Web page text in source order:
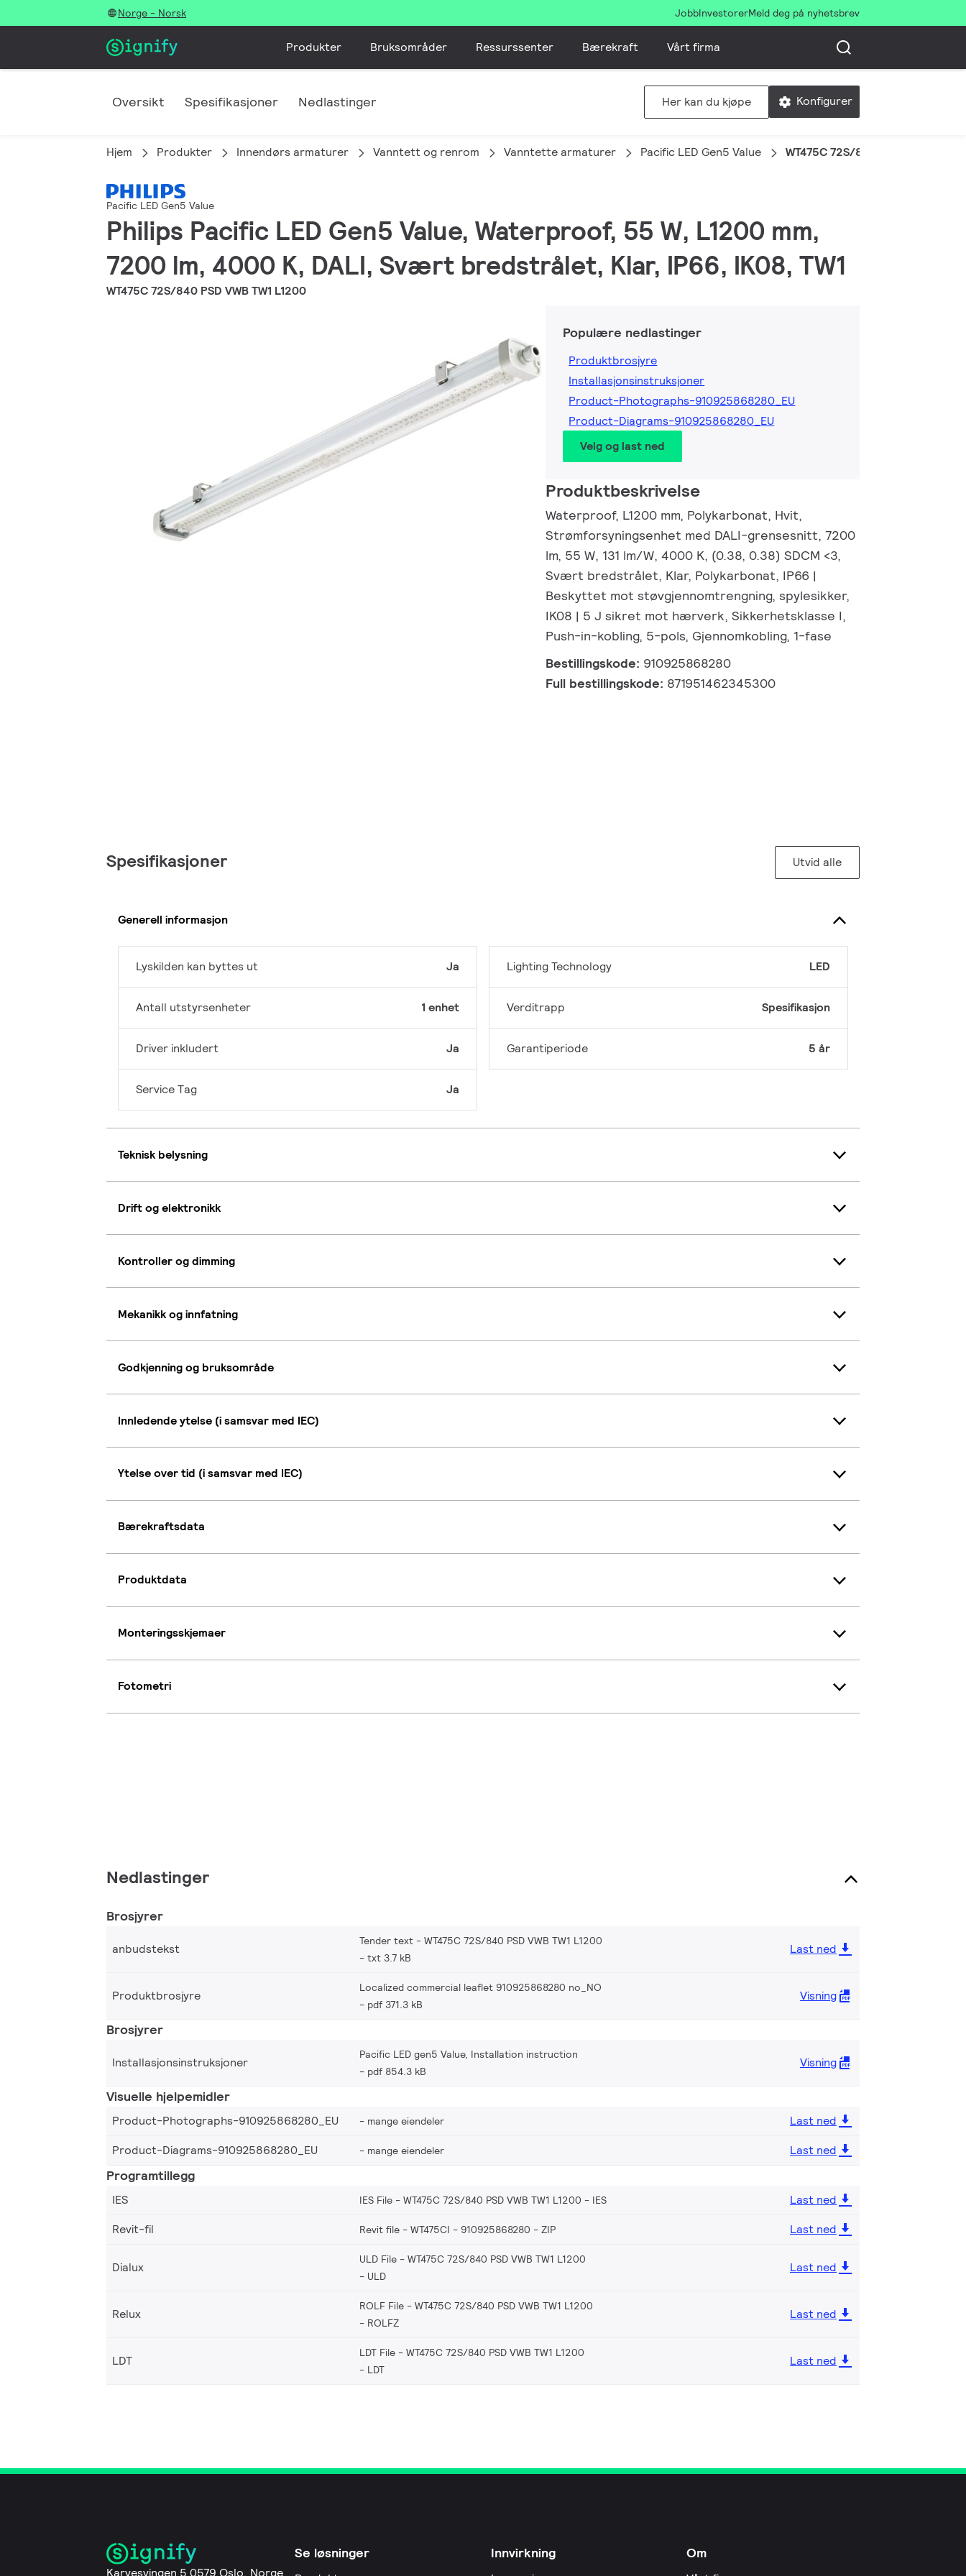
Norge - Norsk JobbInvestorerMeld deg på nyhetsbrev
Produkter Bruksområder Ressurssenter Bærekraft Vårt firma
Oversikt Spesifikasjoner Nedlastinger Her kan du kjøpe Konfigurer
Hjem Produkter Innendørs armaturer Vanntett og renrom Vanntette armaturer Pacific LED Gen5 Value WT475C 72S/840 PSD VWB TW1
Pacific LED Gen5 Value
Philips Pacific LED Gen5 Value, Waterproof, 55 W, L1200 mm,
7200 lm, 4000 K, DALI, Svært bredstrålet, Klar, IP66, IK08, TW1
WT475C 72S/840 PSD VWB TW1 L1200
Populære nedlastinger
Produktbrosjyre
Installasjonsinstruksjoner
Product-Photographs-910925868280_EU
Product-Diagrams-910925868280_EU
Velg og last ned
Produktbeskrivelse
Waterproof, L1200 mm, Polykarbonat, Hvit,
Strømforsyningsenhet med DALI-grensesnitt, 7200
lm, 55 W, 131 lm/W, 4000 K, (0.38, 0.38) SDCM <3,
Svært bredstrålet, Klar, Polykarbonat, IP66 |
Beskyttet mot støvgjennomtrengning, spylesikker,
IK08 | 5 J sikret mot hærverk, Sikkerhetsklasse I,
Push-in-kobling, 5-pols, Gjennomkobling, 1-fase
Bestillingskode: 910925868280
Full bestillingskode: 871951462345300
Spesifikasjoner Utvid alle
Generell informasjon
Lyskilden kan byttes ut Ja
Antall utstyrsenheter 1 enhet
Driver inkludert Ja
Service Tag Ja
Lighting Technology LED
Verditrapp Spesifikasjon
Garantiperiode 5 år
Teknisk belysning
Drift og elektronikk
Kontroller og dimming
Mekanikk og innfatning
Godkjenning og bruksområde
Innledende ytelse (i samsvar med IEC)
Ytelse over tid (i samsvar med IEC)
Bærekraftsdata
Produktdata
Monteringsskjemaer
Fotometri
Nedlastinger
Brosjyrer
anbudstekst
Tender text - WT475C 72S/840 PSD VWB TW1 L1200
txt 3.7 kB
Last ned
Produktbrosjyre
Localized commercial leaflet 910925868280 no_NO
pdf 371.3 kB
Visning
Brosjyrer
Installasjonsinstruksjoner
Pacific LED gen5 Value, Installation instruction
pdf 854.3 kB
Visning
Visuelle hjelpemidler
Product-Photographs-910925868280_EU mange eiendeler
Last ned
Product-Diagrams-910925868280_EU
mange eiendeler Last ned
Programtillegg
IES IES File - WT475C 72S/840 PSD VWB TW1 L1200 IES
Last ned
Revit-fil
Revit file - WT475CI - 910925868280 ZIP Last ned
Dialux
ULD File - WT475C 72S/840 PSD VWB TW1 L1200
ULD
Last ned
Relux
ROLF File - WT475C 72S/840 PSD VWB TW1 L1200
ROLFZ
Last ned
LDT
LDT File - WT475C 72S/840 PSD VWB TW1 L1200
LDT
Last ned
Karvesvingen 5 0579 Oslo, Norge
Se løsninger Innvirkning Om